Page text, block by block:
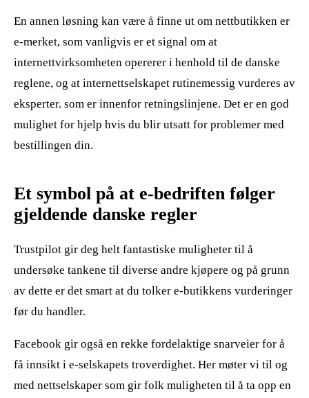
En annen løsning kan være å finne ut om nettbutikken er
e-merket, som vanligvis er et signal om at
internettvirksomheten opererer i henhold til de danske
reglene, og at internettselskapet rutinemessig vurderes av
eksperter. som er innenfor retningslinjene. Det er en god
mulighet for hjelp hvis du blir utsatt for problemer med
bestillingen din.
Et symbol på at e-bedriften følger
gjeldende danske regler
Trustpilot gir deg helt fantastiske muligheter til å
undersøke tankene til diverse andre kjøpere og på grunn
av dette er det smart at du tolker e-butikkens vurderinger
før du handler.
Facebook gir også en rekke fordelaktige snarveier for å
få innsikt i e-selskapets troverdighet. Her møter vi til og
med nettselskaper som gir folk muligheten til å ta opp en